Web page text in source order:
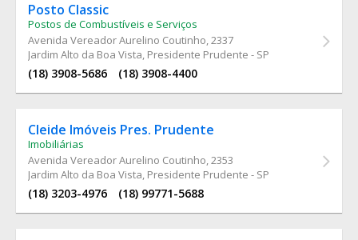
Posto Classic
Postos de Combustíveis e Serviços
Avenida Vereador Aurelino Coutinho, 2337
Jardim Alto da Boa Vista, Presidente Prudente - SP
(18) 3908-5686 (18) 3908-4400
Cleide Imóveis Pres. Prudente
Imobiliárias
Avenida Vereador Aurelino Coutinho, 2353
Jardim Alto da Boa Vista, Presidente Prudente - SP
(18) 3203-4976 (18) 99771-5688